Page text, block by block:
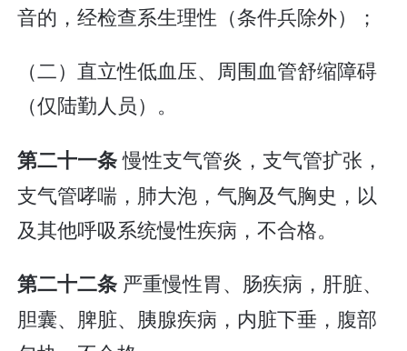
音的，经检查系生理性（条件兵除外）；
（二）直立性低血压、周围血管舒缩障碍
（仅陆勤人员）。
第二十一条慢性支气管炎，支气管扩张，
支气管哮喘，肺大泡，气胸及气胸史，以
及其他呼吸系统慢性疾病，不合格。
第二十二条 严重慢性胃、肠疾病，肝脏、
胆囊、脾脏、胰腺疾病，内脏下垂，腹部